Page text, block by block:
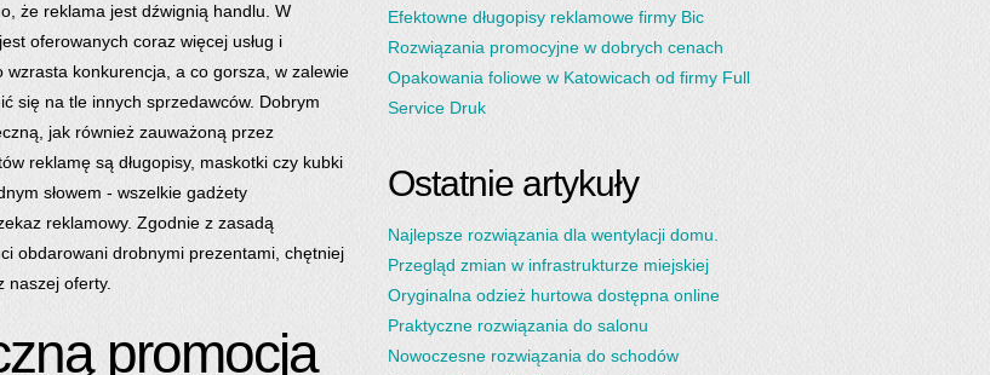
że reklama jest dźwignią handlu. W
oferowanych coraz więcej usług i
wzrasta konkurencja, a co gorsza, w zalewie
się na tle innych sprzedawców. Dobrym
jak również zauważoną przez
reklamę są długopisy, maskotki czy kubki
słowem - wszelkie gadżety
reklamowy. Zgodnie z zasadą
obdarowani drobnymi prezentami, chętniej
naszej oferty.
promocja
Efektowne długopisy reklamowe firmy Bic
Rozwiązania promocyjne w dobrych cenach
Opakowania foliowe w Katowicach od firmy Full
Service Druk
Ostatnie artykuły
Najlepsze rozwiązania dla wentylacji domu.
Przegląd zmian w infrastrukturze miejskiej
Oryginalna odzież hurtowa dostępna online
Praktyczne rozwiązania do salonu
Nowoczesne rozwiązania do schodów